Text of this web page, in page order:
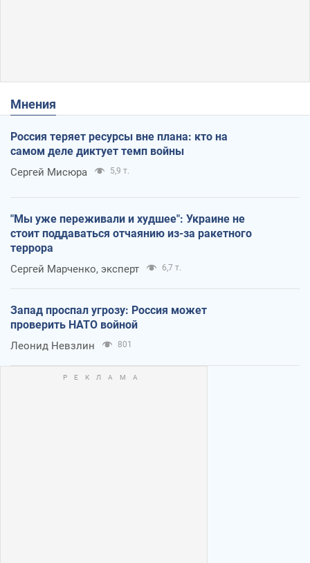
Мнения
Россия теряет ресурсы вне плана: кто на
самом деле диктует темп войны
Сергей Мисюра 5,9 т.
"Мы уже переживали и худшее": Украине не
стоит поддаваться отчаянию из-за ракетного
террора
Сергей Марченко, эксперт 6,7 т.
Запад проспал угрозу: Россия может
проверить НАТО войной
Леонид Невзлин 801